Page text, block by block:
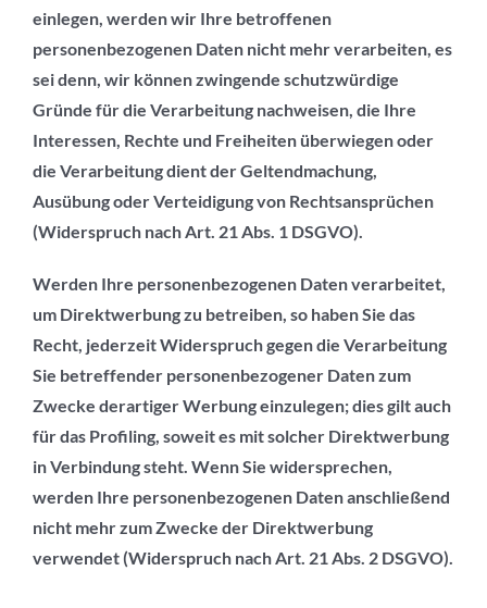
einlegen, werden wir Ihre betroffenen
personenbezogenen Daten nicht mehr verarbeiten, es
sei denn, wir können zwingende schutzwürdige
Gründe für die Verarbeitung nachweisen, die Ihre
Interessen, Rechte und Freiheiten überwiegen oder
die Verarbeitung dient der Geltendmachung,
Ausübung oder Verteidigung von Rechtsansprüchen
(Widerspruch nach Art. 21 Abs. 1 DSGVO).
Werden Ihre personenbezogenen Daten verarbeitet,
um Direktwerbung zu betreiben, so haben Sie das
Recht, jederzeit Widerspruch gegen die Verarbeitung
Sie betreffender personenbezogener Daten zum
Zwecke derartiger Werbung einzulegen; dies gilt auch
für das Profiling, soweit es mit solcher Direktwerbung
in Verbindung steht. Wenn Sie widersprechen,
werden Ihre personenbezogenen Daten anschließend
nicht mehr zum Zwecke der Direktwerbung
verwendet (Widerspruch nach Art. 21 Abs. 2 DSGVO).